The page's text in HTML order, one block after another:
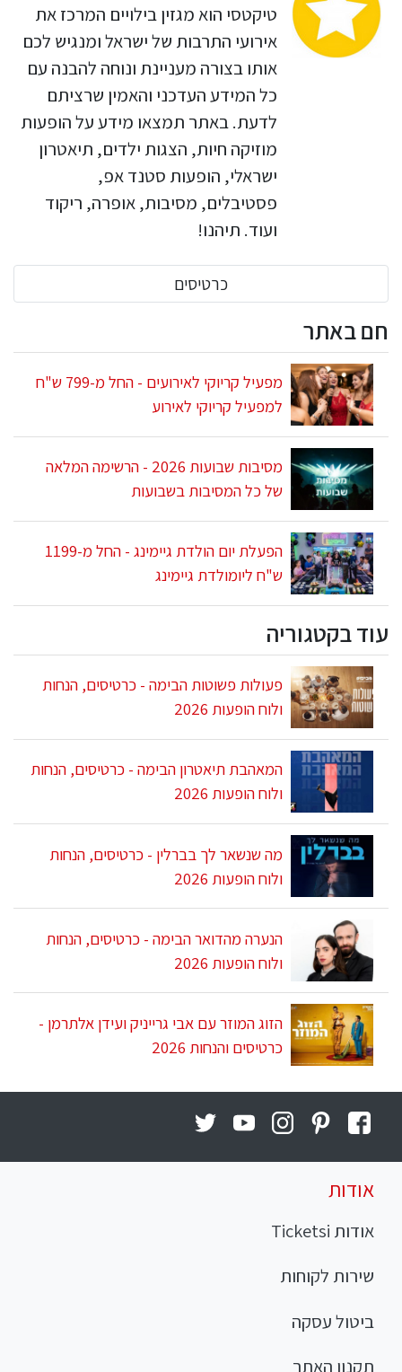
טיקטסי הוא מגזין בילויים המרכז את
אירועי התרבות של ישראל ומנגיש לכם
אותו בצורה מעניינת ונוחה להבנה עם
כל המידע העדכני והאמין שרציתם
לדעת. באתר תמצאו מידע על הופעות
מוזיקה חיות, הצגות ילדים, תיאטרון
ישראלי, הופעות סטנד אפ,
פסטיבלים, מסיבות, אופרה, ריקוד
ועוד. תיהנו!
כרטיסים
חם באתר
מפעיל קריוקי לאירועים - החל מ-799 ש"ח
למפעיל קריוקי לאירוע
מסיבות שבועות 2026 - הרשימה המלאה
של כל המסיבות בשבועות
הפעלת יום הולדת גיימינג - החל מ-1199
ש"ח ליומולדת גיימינג
עוד בקטגוריה
פעולות פשוטות הבימה - כרטיסים, הנחות
ולוח הופעות 2026
המאהבת תיאטרון הבימה - כרטיסים, הנחות
ולוח הופעות 2026
מה שנשאר לך בברלין - כרטיסים, הנחות
ולוח הופעות 2026
הנערה מהדואר הבימה - כרטיסים, הנחות
ולוח הופעות 2026
הזוג המוזר עם אבי גרייניק ועידן אלתרמן -
כרטיסים והנחות 2026
אודות
אודות Ticketsi
שירות לקוחות
ביטול עסקה
תקנון האתר